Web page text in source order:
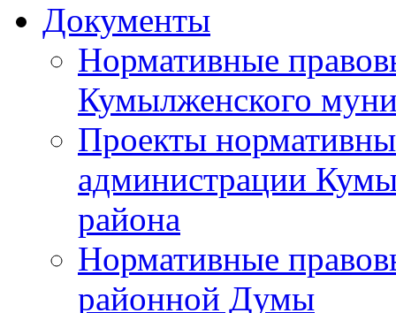
Документы
Нормативные
Кумылженского
Проекты
администрации
района
Нормативные
районной Думы